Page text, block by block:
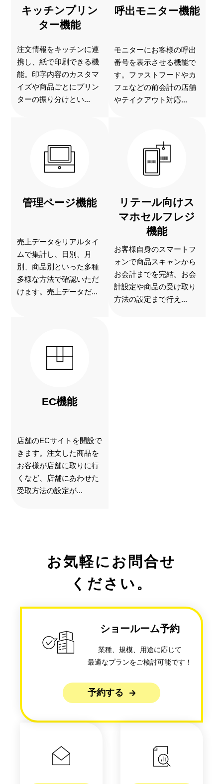
キッチンプリン
ター機能
注文情報をキッチンに連
携し、紙で印刷できる機
能。印字内容のカスタマ
イズや商品ごとにプリン
ターの振り分けとい...
呼出モニター機能
モニターにお客様の呼出
番号を表示させる機能で
す。ファストフードやカ
フェなどの前会計の店舗
やテイクアウト対応...
管理ページ機能
売上データをリアルタイ
ムで集計し、日別、月
別、商品別といった多種
多様な方法で確認いただ
けます。売上データだ...
リテール向けス
マホセルフレジ
機能
お客様自身のスマートフ
ォンで商品スキャンから
お会計までを完結。お会
計設定や商品の受け取り
方法の設定まで行え...
EC機能
店舗のECサイトを開設で
きます。注文した商品を
お客様が店舗に取りに行
くなど、店舗にあわせた
受取方法の設定が...
お気軽にお問合せ
ください。
ショールーム予約
業種、規模、用途に応じて
最適なプランをご検討可能です！
予約する